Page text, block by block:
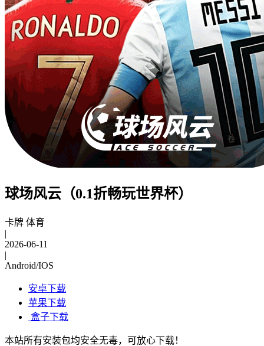
球场风云（0.1折畅玩世界杯）
卡牌 体育
|
2026-06-11
|
Android/IOS
安卓下载
苹果下载
盒子下载
本站所有安装包均安全无毒，可放心下载！